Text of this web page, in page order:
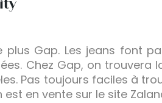
plus Gap. Les jeans font
Chez Gap, on trouvera
Pas toujours faciles à
est en vente sur le site